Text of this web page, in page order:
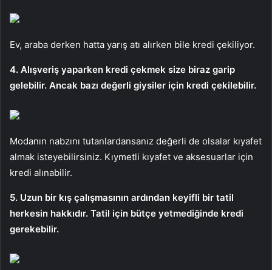
Ev, araba derken hatta yarış atı alırken bile kredi çekiliyor.
4. Alışveriş yaparken kredi çekmek size biraz garip
gelebilir. Ancak bazı değerli giysiler için kredi çekilebilir.
Modanın nabzını tutanlardansanız değerli de olsalar kıyafet
almak isteyebilirsiniz. Kıymetli kıyafet ve aksesuarlar için
kredi alınabilir.
5. Uzun bir kış çalışmasının ardından keyifli bir tatil
herkesin hakkıdır. Tatil için bütçe yetmediğinde kredi
gerekebilir.